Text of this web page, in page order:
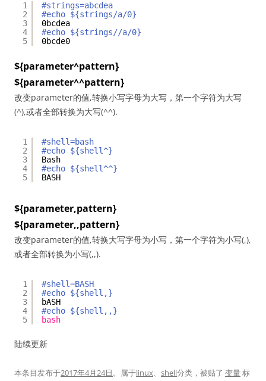
1
2
3
4
5
#strings=abcdea
#echo ${strings/a/0}
0bcdea
#echo ${strings//a/0}
0bcde0
${parameter^pattern}
${parameter^^pattern}
改变parameter的值,转换小写字母为大写，第一个字符为大写
(^),或者全部转换为大写(^^).
1
2
3
4
5
#shell=bash
#echo ${shell^}
Bash
#echo ${shell^^}
BASH
${parameter,pattern}
${parameter,,pattern}
改变parameter的值,转换大写字母为小写，第一个字符为小写(,),
或者全部转换为小写(,,).
1
2
3
4
5
#shell=BASH
#echo ${shell,}
bASH
#echo ${shell,,}
bash
陆续更新
本条目发布于2017年4月24日。属于linux、 shell分类，被贴了 变量标